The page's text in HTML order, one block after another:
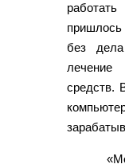
без
средств.